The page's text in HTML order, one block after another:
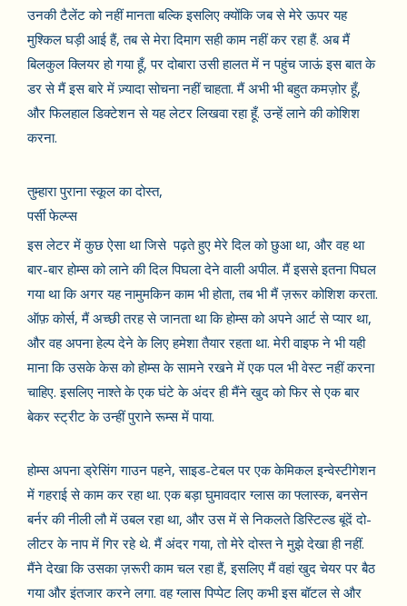
उनकी टैलेंट को नहीं मानता बल्कि इसलिए क्योंकि जब से मेरे ऊपर यह
मुश्किल घड़ी आई हैं, तब से मेरा दिमाग सही काम नहीं कर रहा हैं. अब मैं
बिलकुल क्लियर हो गया हूँ, पर दोबारा उसी हालत में न पहुंच जाऊं इस बात के
डर से मैं इस बारे में ज़्यादा सोचना नहीं चाहता. मैं अभी भी बहुत कमज़ोर हूँ,
और फिलहाल डिक्टेशन से यह लेटर लिखवा रहा हूँ. उन्हें लाने की कोशिश
करना.
तुम्हारा पुराना स्कूल का दोस्त,
पर्सी फेल्प्स
इस लेटर में कुछ ऐसा था जिसे पढ़ते हुए मेरे दिल को छुआ था, और वह था
बार-बार होम्स को लाने की दिल पिघला देने वाली अपील. मैं इससे इतना पिघल
गया था कि अगर यह नामुमकिन काम भी होता, तब भी मैं ज़रूर कोशिश करता.
ऑफ़ कोर्स, मैं अच्छी तरह से जानता था कि होम्स को अपने आर्ट से प्यार था,
और वह अपना हेल्प देने के लिए हमेशा तैयार रहता था. मेरी वाइफ ने भी यही
माना कि उसके केस को होम्स के सामने रखने में एक पल भी वेस्ट नहीं करना
चाहिए. इसलिए नाश्ते के एक घंटे के अंदर ही मैंने खुद को फिर से एक बार
बेकर स्ट्रीट के उन्हीं पुराने रूम्स में पाया.
होम्स अपना ड्रेसिंग गाउन पहने, साइड-टेबल पर एक केमिकल इन्वेस्टीगेशन
में गहराई से काम कर रहा था. एक बड़ा घुमावदार ग्लास का फ्लास्क, बनसेन
बर्नर की नीली लौ में उबल रहा था, और उस में से निकलते डिस्टिल्ड बूंदें दो-
लीटर के नाप में गिर रहे थे. मैं अंदर गया, तो मेरे दोस्त ने मुझे देखा ही नहीं.
मैंने देखा कि उसका ज़रूरी काम चल रहा हैं, इसलिए मैं वहां खुद चेयर पर बैठ
गया और इंतजार करने लगा. वह ग्लास पिप्पेट लिए कभी इस बॉटल से और